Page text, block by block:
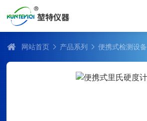
网站首页 产品系列 便携式检测设备